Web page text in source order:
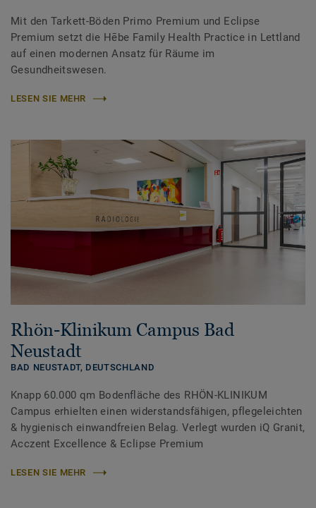
Mit den Tarkett-Böden Primo Premium und Eclipse
Premium setzt die Hēbe Family Health Practice in Lettland
auf einen modernen Ansatz für Räume im
Gesundheitswesen.
LESEN SIE MEHR
Rhön-Klinikum Campus Bad
Neustadt
BAD NEUSTADT, DEUTSCHLAND
Knapp 60.000 qm Bodenfläche des RHÖN-KLINIKUM
Campus erhielten einen widerstandsfähigen, pflegeleichten
& hygienisch einwandfreien Belag. Verlegt wurden iQ Granit,
Acczent Excellence & Eclipse Premium
LESEN SIE MEHR